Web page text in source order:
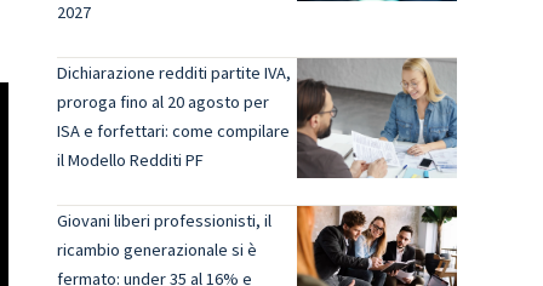
2027
Dichiarazione redditi partite IVA,
proroga fino al 20 agosto per
ISA e forfettari: come compilare
il Modello Redditi PF
Giovani liberi professionisti, il
ricambio generazionale si è
fermato: under 35 al 16% e